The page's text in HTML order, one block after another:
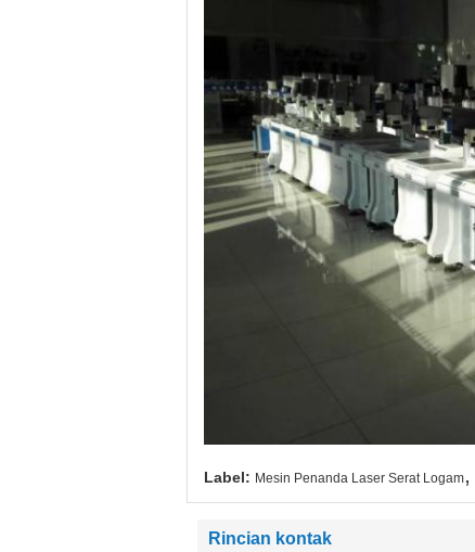
Label: Mesin Penanda Laser Serat Logam
Rincian kontak